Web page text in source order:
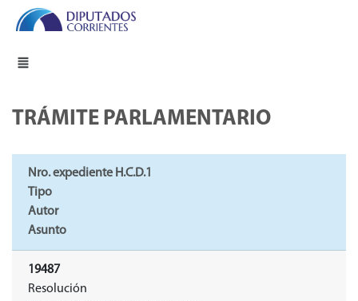
TRÁMITE PARLAMENTARIO
Nro. expediente H.C.D.1
Tipo
Autor
Asunto
19487
Resolución